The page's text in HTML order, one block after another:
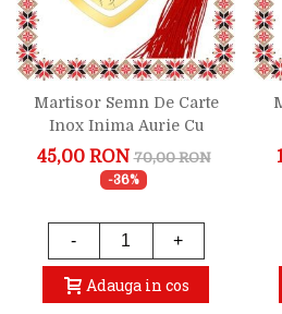
Martisor Semn De Carte
Inox Inima Aurie Cu
Fiecare Carte Citita
45,00 RON 70,00 RON
-36%
- +
Adauga in cos